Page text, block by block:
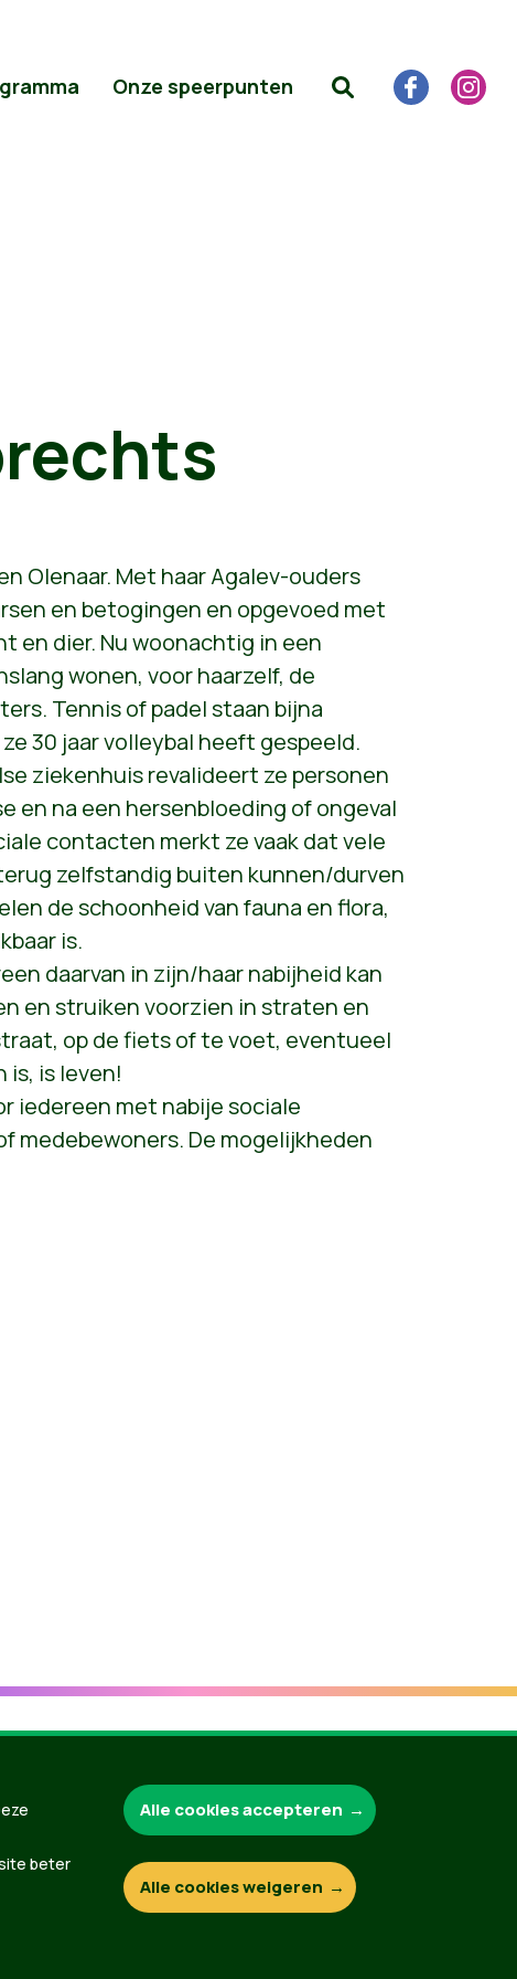
Onze speerpunten
Olenaar. Met haar Agalev-ouders
en betogingen en opgevoed met
en dier. Nu woonachtig in een
wonen, voor haarzelf, de
Tennis of padel staan bijna
30 jaar volleybal heeft gespeeld.
ziekenhuis revalideert ze personen
en na een hersenbloeding of ongeval
contacten merkt ze vaak dat vele
zelfstandig buiten kunnen/durven
de schoonheid van fauna en flora,
is.
daarvan in zijn/haar nabijheid kan
en struiken voorzien in straten en
op de fiets of te voet, eventueel
is, is leven!
iedereen met nabije sociale
medebewoners. De mogelijkheden
Groen.be
beter
Alle cookies accepteren
Alle cookies weigeren